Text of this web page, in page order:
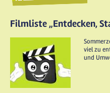
Filmliste „Entdecken,
viel zu
und